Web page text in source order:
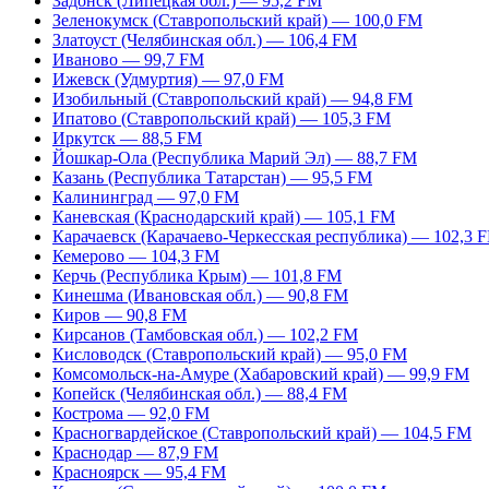
Зеленокумск (Ставропольский край) — 100,0 FM
Златоуст (Челябинская обл.) — 106,4 FM
Иваново — 99,7 FM
Ижевск (Удмуртия) — 97,0 FM
Изобильный (Ставропольский край) — 94,8 FM
Ипатово (Ставропольский край) — 105,3 FM
Иркутск — 88,5 FM
Йошкар-Ола (Республика Марий Эл) — 88,7 FM
Казань (Республика Татарстан) — 95,5 FM
Калининград — 97,0 FM
Каневская (Краснодарский край) — 105,1 FM
Карачаевск (Карачаево-Черкесская республика) — 102,3
Кемерово — 104,3 FM
Керчь (Республика Крым) — 101,8 FM
Кинешма (Ивановская обл.) — 90,8 FM
Киров — 90,8 FM
Кирсанов (Тамбовская обл.) — 102,2 FM
Кисловодск (Ставропольский край) — 95,0 FM
Комсомольск-на-Амуре (Хабаровский край) — 99,9 FM
Копейск (Челябинская обл.) — 88,4 FM
Кострома — 92,0 FM
Красногвардейское (Ставропольский край) — 104,5 FM
Краснодар — 87,9 FM
Красноярск — 95,4 FM